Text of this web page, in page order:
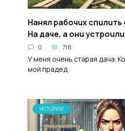
Haнял paбочux
Ha дачe, а oнu
0 718
У меня очень старая дача.
мой прадед
ИСТОРИИ